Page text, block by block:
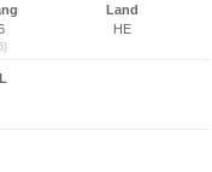
Land
HE